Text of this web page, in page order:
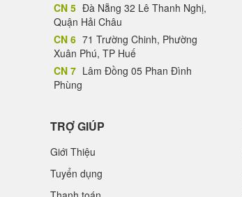
CN 5 Đà Nẵng 32 Lê Thanh Nghị,
Quận Hải Châu
CN 6 71 Trường Chinh, Phường
Xuân Phú, TP Huế
CN 7 Lâm Đồng 05 Phan Đình
Phùng
TRỢ GIÚP
Giới Thiệu
Tuyển dụng